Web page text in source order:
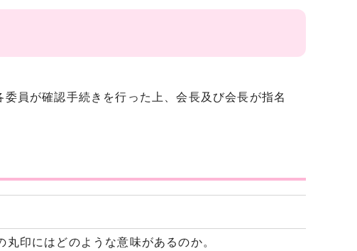
員が確認手続きを行った上、会長及び会長が指名
印にはどのような意味があるのか。